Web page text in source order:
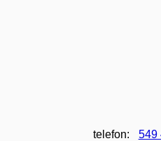
telefon: 549